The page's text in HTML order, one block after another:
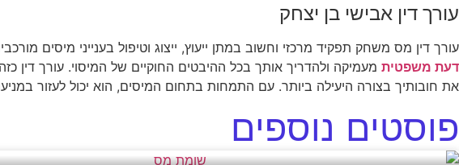
עורך דין אבישי בן יצחק
עורך דין מס משחק תפקיד מרכזי וחשוב במתן ייעוץ, ייצוג וטיפול בענייני מיסים
דעת משפטית מעמיקה ולהדריך אותך בכל ההיבטים החוקיים של המיסוי. עורך
את חובותיך בצורה היעילה ביותר. עם התמחות בתחום המיסים, הוא יכול לעזור
פוסטים נוספים